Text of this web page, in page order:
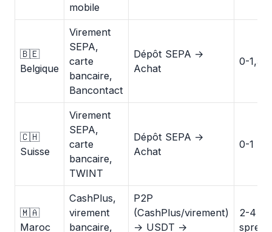
mobile
🇧🇪
Belgique
Virement
SEPA,
carte
bancaire,
Bancontact
Dépôt SEPA →
Achat
0-1,5
🇨🇭
Suisse
Virement
SEPA,
carte
bancaire,
TWINT
Dépôt SEPA →
Achat
0-1 %
🇲🇦
Maroc
CashPlus,
virement
bancaire,
P2P
(CashPlus/virement)
→ USDT →
2-4 %
spread